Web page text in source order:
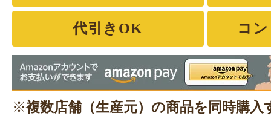
代引きOK コ
※複数店舗（生産元）の商品を同時購入